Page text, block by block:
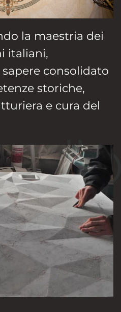
la maestria dei
italiani,
consolidato
storiche,
e cura del